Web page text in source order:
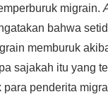
migrain.
bahwa
memburuk
sajakah itu yang
para penderita